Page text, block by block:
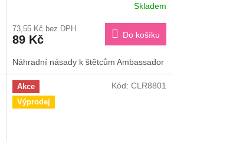
Skladem
73,55 Kč bez DPH
89 Kč Do košíku
Náhradní násady k štětcům Ambassador
Akce
Výprodej
Kód: CLR8801